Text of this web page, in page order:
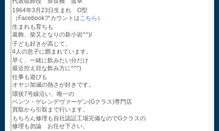
1964年3月23日生まれ O型
（Facebookアカウントはこちら ）
生まれも育ちも
葛飾、柴又となりの新小岩^^)/
子ども好きが高じて、
4人の息子に囲まれています。
早く、一緒に飲みたい分だけ
最近控え目な飲み方に^^*)
仕事も遊びも
オヤジ加減の熱さが好きです。
環状7号線沿い、唯一の
ベンツ・ゲレンデヴァーゲン(Gクラス)専門店
買取から引取まで行います。
もちろん修理も自社認証工場完備なのでGクラスの
修理も勿論 お任せ下さい。